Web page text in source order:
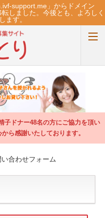
support.me」からドメイン
しました。今後とも、よろしく
ます。
子ドナー48名の方にご協力を頂い
ら感謝いたしております。
い合わせフォーム